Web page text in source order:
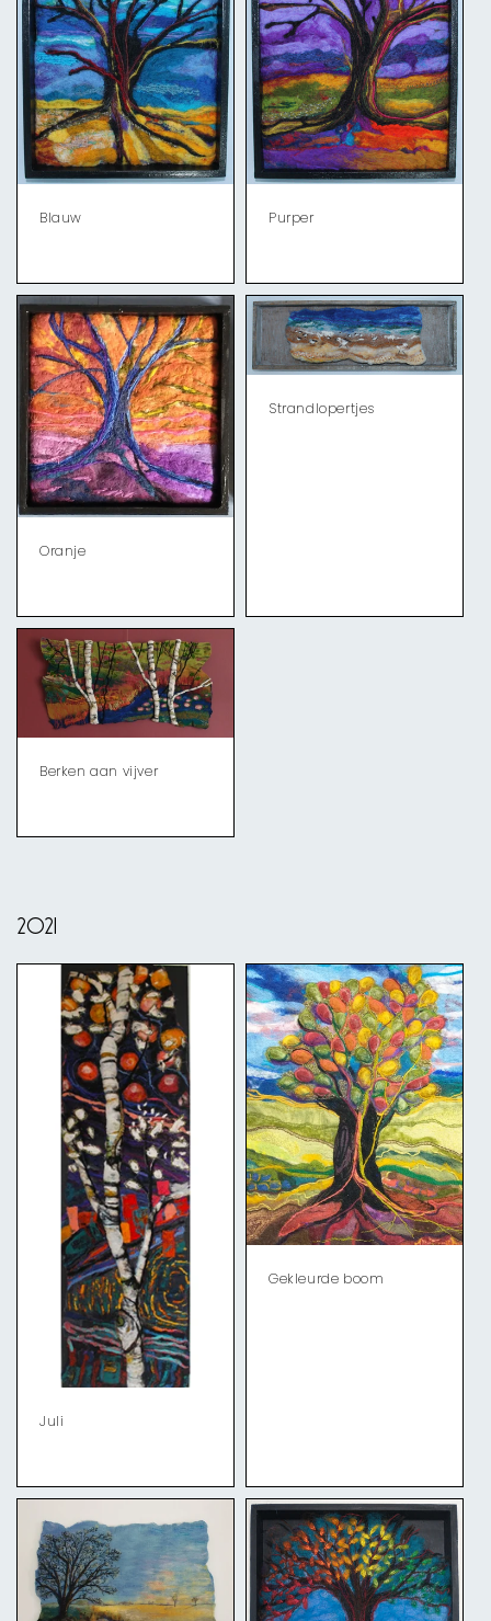
Blauw Purper
Oranje
Strandlopertjes
Berken aan vijver
2021
Juli
Gekleurde boom